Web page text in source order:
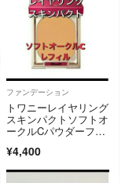
ファンデーション
トワニーレイヤリング
スキンパクトソフトオ
ークルCパウダーファ
¥4,400